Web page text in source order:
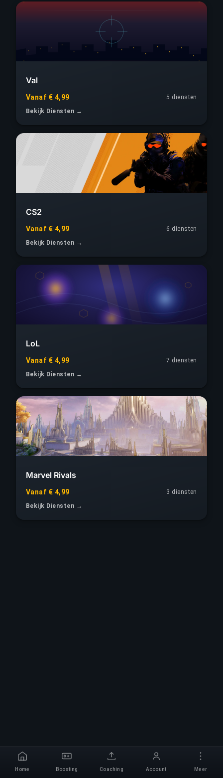
Val
Vanaf € 4,99
5 diensten
Bekijk Diensten →
CS2
Vanaf € 4,99
6 diensten
Bekijk Diensten →
LoL
Vanaf € 4,99
7 diensten
Bekijk Diensten →
Marvel Rivals
Vanaf € 4,99
3 diensten
Bekijk Diensten →
Home Boosting Coaching Account Meer